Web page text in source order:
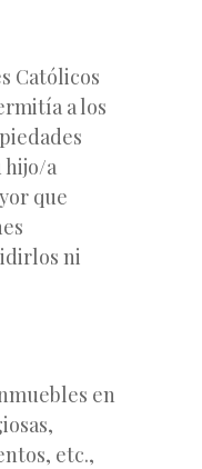
Católicos
a los
hijo/a
que
ni
en
etc.,